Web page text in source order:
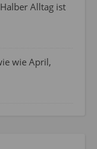
Alltag ist
wie April,